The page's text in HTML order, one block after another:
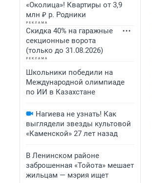
«Околица»! Квартиры от 3,9
млн ₽ р. Родники
Скидка 40% на гаражные
секционные ворота
(только до 31.08.2026)
Школьники победили на
Международной олимпиаде
по ИИ в Казахстане
Нагиева не узнать! Как
выглядели звезды культовой
«Каменской» 27 лет назад
В Ленинском районе
заброшенная «Тойота» мешает
жильцам — мэрия ищет